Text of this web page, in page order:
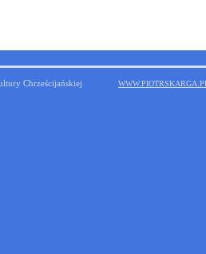
Kultury Chrześcijańskiej